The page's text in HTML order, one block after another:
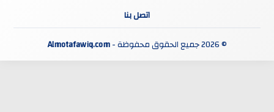
اتصل بنا
© 2026 جميع الحقوق محفوظة -
Almotafawiq.com